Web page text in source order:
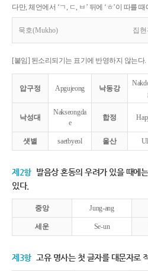
다만, 체언에서 ‘ㄱ, ㄷ, ㅂ’ 뒤에 ‘ㅎ’이 따를
묵호(Mukho) 집현
[붙임] 된소리되기는 표기에 반영하지 않는다.
압구정 Apgujeong 낙동강
낙성대
Nakseongda
e
합정
샛별 saetbyeol 울산
제2항 발음상 혼동의 우려가 있을 때에
있다.
중앙 Jung-ang
세운 Se-un
제3항 고유 명사는 첫 글자를 대문자로